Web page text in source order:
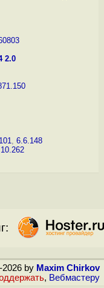
2.0
, 6.6.148
2026 by Maxim Chirkov
, Вебмастеру